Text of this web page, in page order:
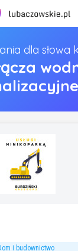
dla słowa
i budownictwo